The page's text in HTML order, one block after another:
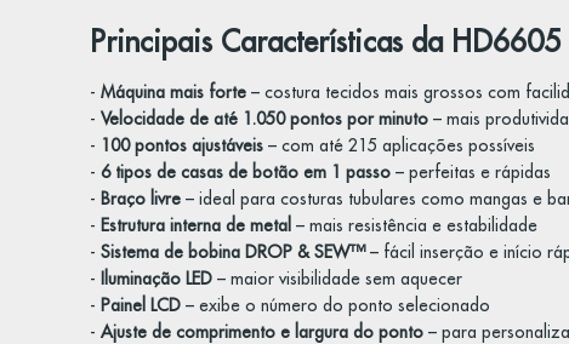
Principais Características da
- Máquina mais forte– costura tecidos mais grossos com
- Velocidade de até 1.050 pontos por minuto– mais
- 100 pontos ajustáveis– com até 215 aplicações possíveis
- 6 tipos de casas de botão em 1 passo– perfeitas e rápidas
- Braço livre– ideal para costuras tubulares como mangas e
- Estrutura interna de metal – mais resistência e estabilidade
- Sistema de bobina DROP & SEW™– fácil inserção e início
- Iluminação LED– maior visibilidade sem aquecer
- Painel LCD– exibe o número do ponto selecionado
- Ajuste de comprimento e largura do ponto– para